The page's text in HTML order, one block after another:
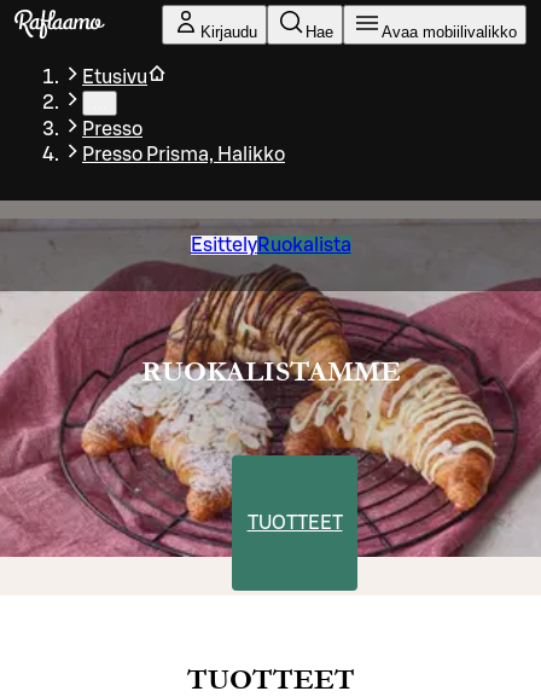
Siirry pääsisältöön
Kirjaudu Hae Avaa mobiilivalikko
Etusivu
Presso
Presso Prisma, Halikko
EsittelyRuokalista
RUOKALISTAMME
TUOTTEET
TUOTTEET